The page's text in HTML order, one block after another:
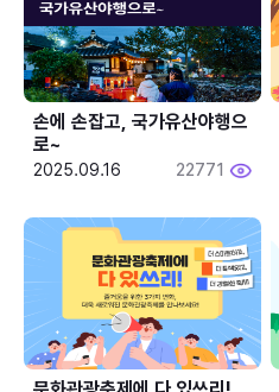
손에 손잡고, 국가유산야행으
로~
2025.09.16 22771